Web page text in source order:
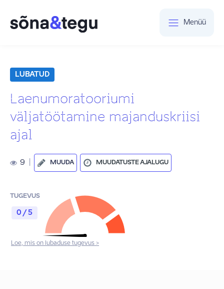
Menüü
LUBATUD
Laenumoratooriumi
väljatöötamine majanduskriisi
ajal
9 MUUDA MUUDATUSTE AJALUGU
TUGEVUS
0 / 5
Loe, mis on lubaduse tugevus >